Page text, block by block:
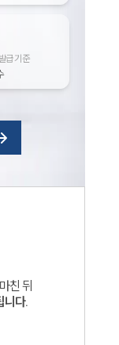
급 기준
친 뒤
니다.